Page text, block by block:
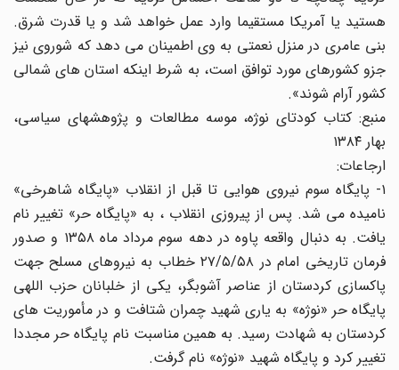
هستید یا آمریکا مستقیما وارد عمل خواهد شد و یا قدرت شرق.
بنی عامری در منزل نعمتی به وی اطمینان می دهد که شوروی نیز
جزو کشورهای مورد توافق است، به شرط اینکه استان های شمالی
کشور آرام شوند».
منبع: کتاب کودتای نوژه، موسه مطالعات و پژوهشهای سیاسی،
بهار ۱۳۸۴
ارجاعات:
۱- پایگاه سوم نیروی هوایی تا قبل از انقلاب «پایگاه شاهرخی»
نامیده می شد. پس از پیروزی انقلاب ، به «پایگاه حر» تغییر نام
یافت. به دنبال واقعه پاوه در دهه سوم مرداد ماه ۱۳۵۸ و صدور
فرمان تاریخی امام در ۲۷/۵/۵۸ خطاب به نیروهای مسلح جهت
پاکسازی کردستان از عناصر آشوبگر، یکی از خلبانان حزب اللهی
پایگاه حر «نوژه» به یاری شهید چمران شتافت و در مأموریت های
کردستان به شهادت رسید. به همین مناسبت نام پایگاه حر مجددا
تغییر کرد و پایگاه شهید «نوژه» نام گرفت.